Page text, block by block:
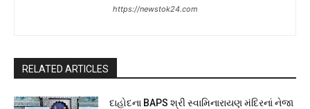
https://newstok24.com
RELATED ARTICLES
દાહોદના BAPS શ્રી સ્વામિનારાયણ મંદિરનાં નેજા